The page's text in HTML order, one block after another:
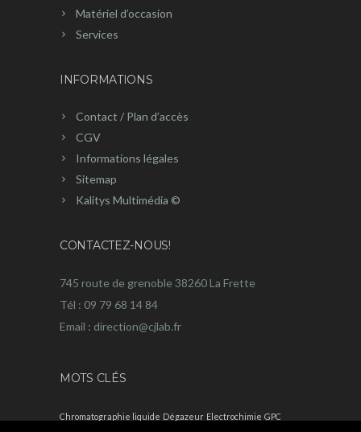
Matériel d’occasion
Services
INFORMATIONS
Contact / Plan d’accès
CGV
Informations légales
Sitemap
Kalitys Multimédia ©
CONTACTEZ-NOUS!
745 route de grenoble 38260 La Frette
Tél : 09 79 68 14 84
Email : direction@cjlab.fr
MOTS CLÉS
Chromatographie liquide Dégazeur Electrochimie GPC